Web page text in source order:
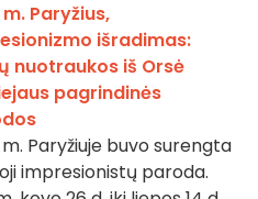
m. Paryžius,
išradimas:
nuotraukos iš Orsė
pagrindinės
Paryžiuje buvo surengta
impresionistų paroda.